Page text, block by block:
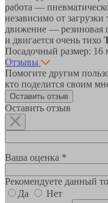
работа —
независимо от загрузки
движение — резиновая
и двигается очень тихо
Посадочный размер: 16
Отзывы
Помогите другим
кто поделится своим
Оставить отзыв
Оставить отзыв
Ваша оценка *
Рекомендуете данный
Да
Нет